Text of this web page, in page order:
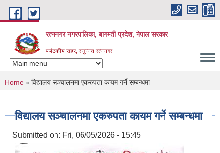
Skip to main content
रत्ननगर नगरपालिका, बागमती प्रदेश, नेपाल सरकार
पर्यटकीय सहर; समुन्नत रत्ननगर
You are here
Home » विद्यालय सञ्चालनमा एकरुपता कायम गर्ने सम्बन्धमा
विद्यालय सञ्चालनमा एकरुपता कायम गर्ने सम्बन्धमा
Submitted on: Fri, 06/05/2026 - 15:45